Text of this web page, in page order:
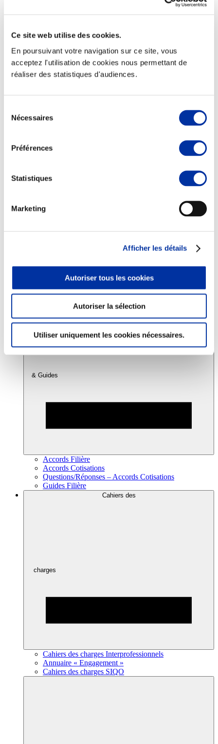
Ce site web utilise des cookies.
En poursuivant votre navigation sur ce site, vous
acceptez l'utilisation de cookies nous permettant de
réaliser des statistiques d'audiences.
Nécessaires
Préférences
Statistiques
Marketing
Afficher les détails
Autoriser tous les cookies
Autoriser la sélection
Utiliser uniquement les cookies nécessaires.
Elevage
Transport – mise en marché
Abattoir
Partenaire Climat
Viandes et santé
Juste rémunération et attractivité des métiers
Info-veille scientifique
Sources d’information
& Guides
Accords Filière
Accords Cotisations
Questions/Réponses – Accords Cotisations
Guides Filière
Cahiers des
charges
Cahiers des charges Interprofessionnels
Annuaire « Engagement »
Cahiers des charges SIQO